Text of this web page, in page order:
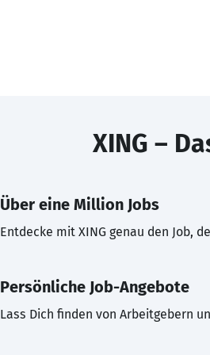
XING –
Über eine Million Jobs
Entdecke mit XING genau den Job,
Persönliche Job-Angebote
Lass Dich finden von Arbeitgebern